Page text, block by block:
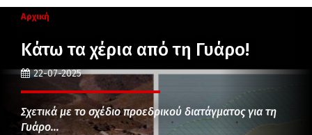
Αρχική
Κάτω τα χέρια από τη Γυάρο!
22-07-2025
Σχετικά με το σχέδιο προεδρικού διατάγματος για τη
Γυάρο…